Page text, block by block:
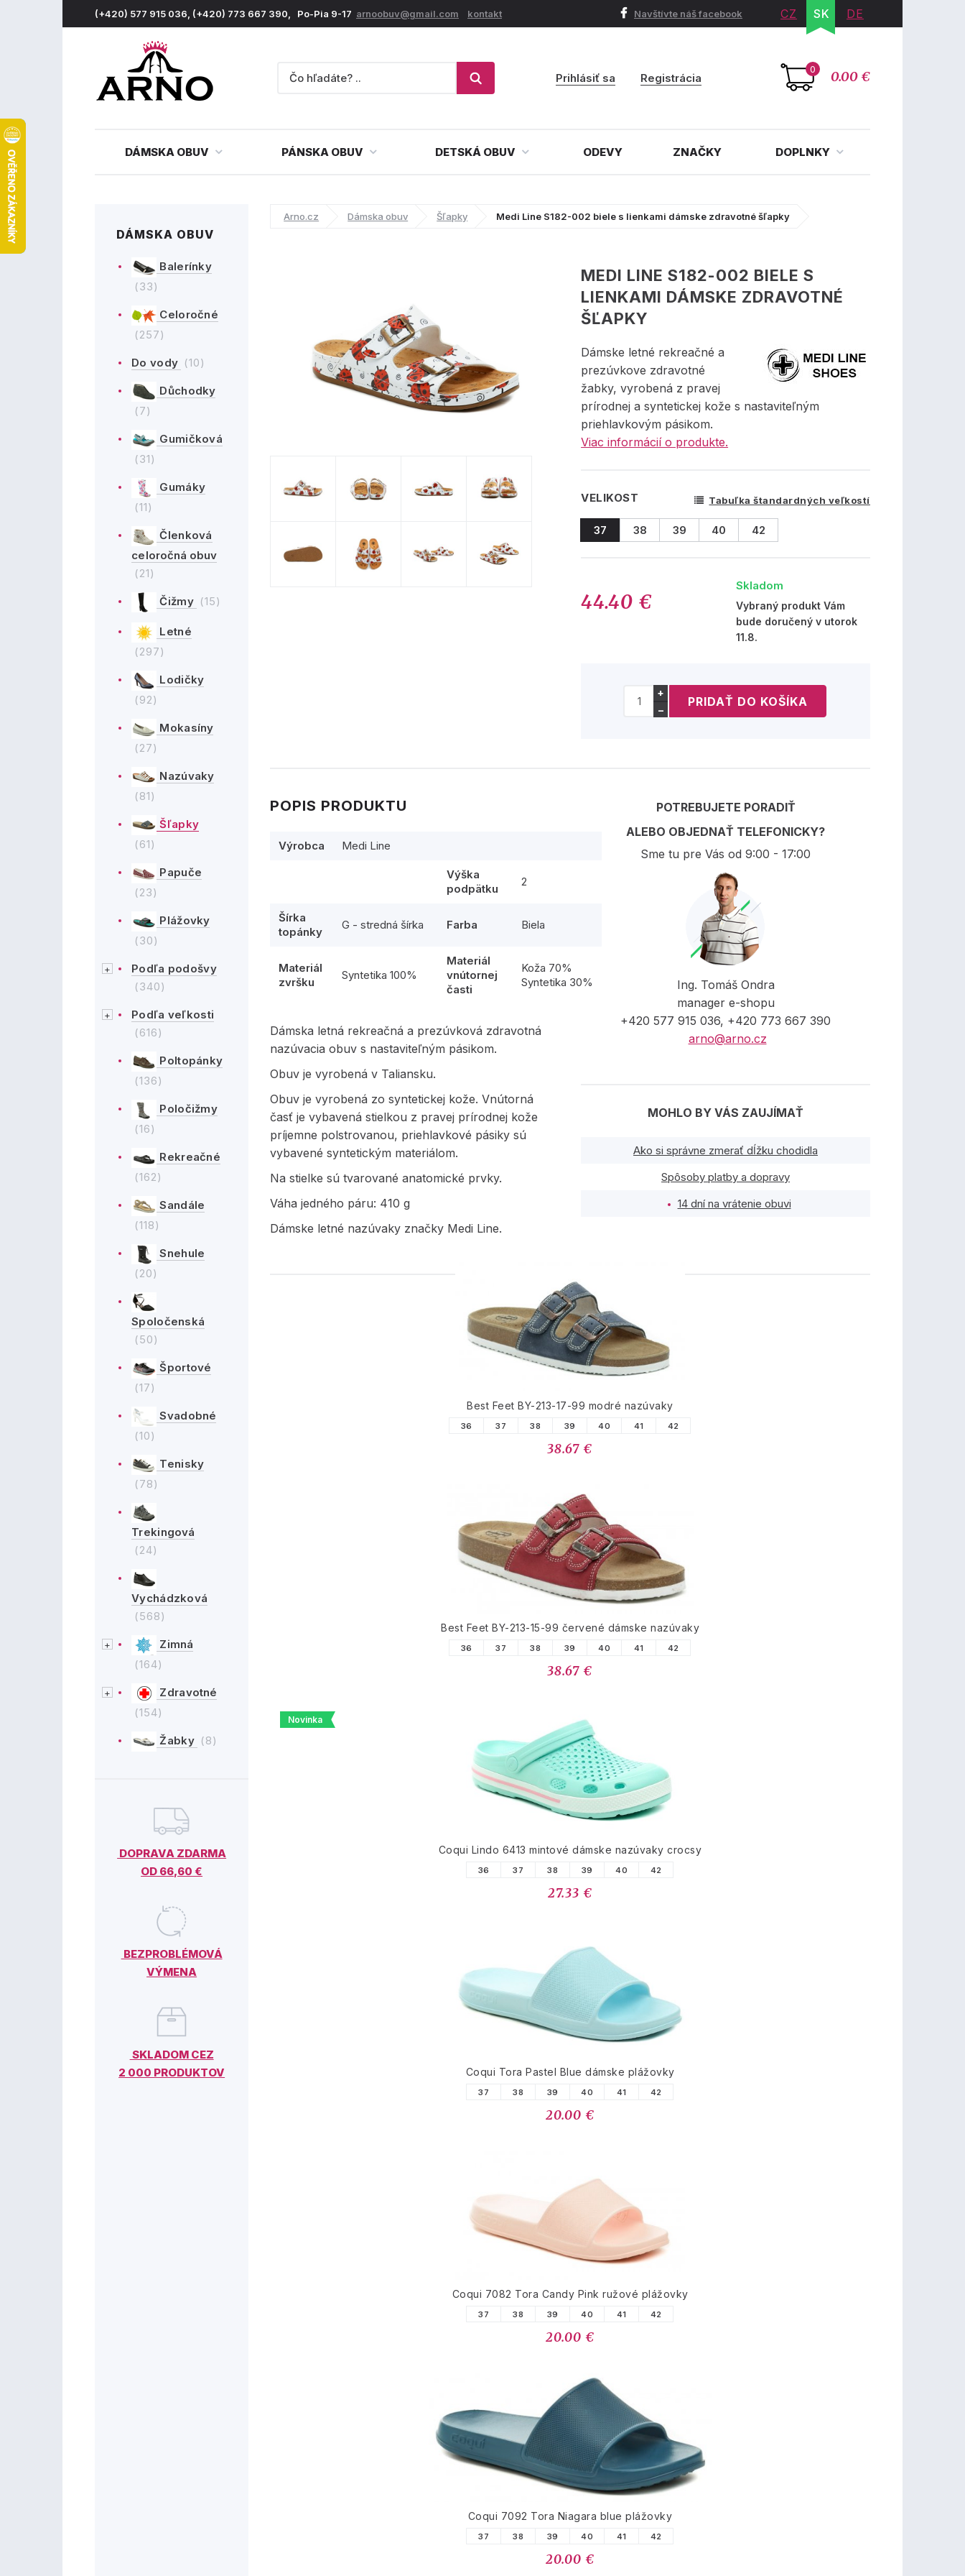
(+420) 577 915 036, (+420) 773 667 390, Po-Pia 9-17 arnoobuv@gmail.com kontakt Navštívte náš facebook CZ SK DE
0 0.00 €
Prihlásiť sa Registrácia
DÁMSKA OBUV PÁNSKA OBUV DETSKÁ OBUV ODEVY ZNAČKY DOPLNKY
DÁMSKA OBUV
Balerínky
(33)
Celoročné
(257)
Do vody (10)
Důchodky
(7)
Gumičková
(31)
Gumáky
(11)
Členková
celoročná obuv
(21)
Čižmy (15)
Letné
(297)
Lodičky
(92)
Mokasíny
(27)
Nazúvaky
(81)
Šľapky
(61)
Papuče
(23)
Plážovky
(30)
Podľa podošvy
(340)
Podľa veľkosti
(616)
Poltopánky
(136)
Poločižmy
(16)
Rekreačné
(162)
Sandále
(118)
Snehule
(20)
Spoločenská
(50)
Športové
(17)
Svadobné
(10)
Tenisky
(78)
Trekingová
(24)
Vychádzková
(568)
Zimná
(164)
Zdravotné
(154)
Žabky (8)
DOPRAVA ZDARMA
OD 66,60 €
BEZPROBLÉMOVÁ
VÝMENA
SKLADOM CEZ
2 000 PRODUKTOV
Arno.cz Dámska obuv Šľapky Medi Line S182-002 biele s lienkami dámske zdravotné šľapky
MEDI LINE S182-002 BIELE S
LIENKAMI DÁMSKE ZDRAVOTNÉ
ŠĽAPKY
Dámske letné rekreačné a
prezúvkove zdravotné
žabky, vyrobená z pravej
prírodnej a syntetickej kože s nastaviteľným
priehlavkovým pásikom.
Viac informácií o produkte.
VELIKOST Tabuľka štandardných veľkostí
37 38 39 40 42
44.40 €
Skladom
Vybraný produkt Vám
bude doručený v utorok
11.8.
+
−
POPIS PRODUKTU
Výrobca Medi Line
Výška
podpätku
2
Šírka
topánky
G - stredná šírka Farba Biela
Materiál
zvršku
Syntetika 100%
Materiál
vnútornej
časti
Koža 70%
Syntetika 30%
Dámska letná rekreačná a prezúvková zdravotná
nazúvacia obuv s nastaviteľným pásikom.
Obuv je vyrobená v Taliansku.
Obuv je vyrobená zo syntetickej kože. Vnútorná
časť je vybavená stielkou z pravej prírodnej kože
príjemne polstrovanou, priehlavkové pásiky sú
vybavené syntetickým materiálom.
Na stielke sú tvarované anatomické prvky.
Váha jedného páru: 410 g
Dámske letné nazúvaky značky Medi Line.
POTREBUJETE PORADIŤ
ALEBO OBJEDNAŤ TELEFONICKY?
Sme tu pre Vás od 9:00 - 17:00
Ing. Tomáš Ondra
manager e-shopu
+420 577 915 036, +420 773 667 390
arno@arno.cz
MOHLO BY VÁS ZAUJÍMAŤ
Ako si správne zmerať dĺžku chodidla
Spôsoby platby a dopravy
14 dní na vrátenie obuvi
PODOBNÉ PRODUKTY
Best Feet BY-213-17-99 modré nazúvaky
36 37 38 39 40 41 42
38.67 €
Best Feet BY-213-15-99 červené dámske nazúvaky
36 37 38 39 40 41 42
38.67 €
Novinka
Coqui Lindo 6413 mintové dámske nazúvaky crocsy
36 37 38 39 40 42
27.33 €
Coqui Tora Pastel Blue dámske plážovky
37 38 39 40 41 42
20.00 €
Coqui 7082 Tora Candy Pink ružové plážovky
37 38 39 40 41 42
20.00 €
Coqui 7092 Tora Niagara blue plážovky
37 38 39 40 41 42
20.00 €